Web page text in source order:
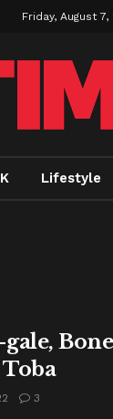
Friday, August 7,
Lifestyle
3